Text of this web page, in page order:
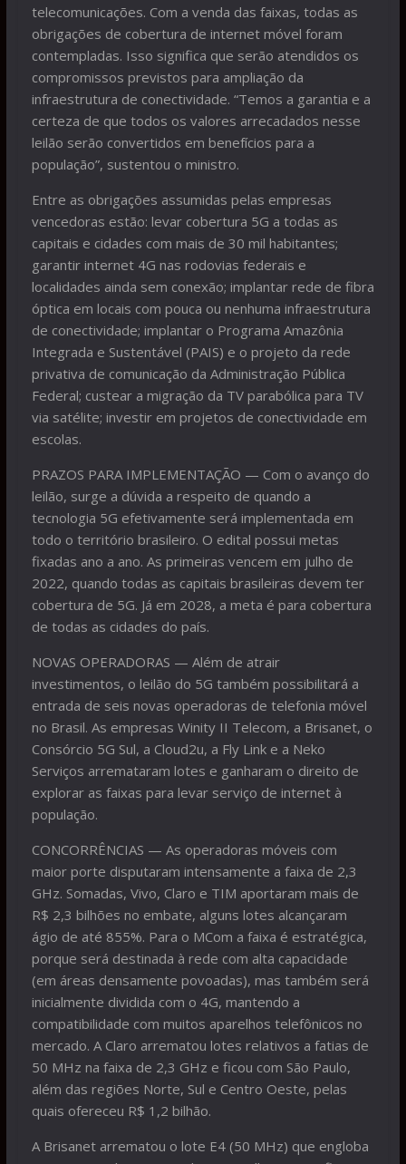
telecomunicações. Com a venda das faixas, todas as
obrigações de cobertura de internet móvel foram
contempladas. Isso significa que serão atendidos os
compromissos previstos para ampliação da
infraestrutura de conectividade. “Temos a garantia e a
certeza de que todos os valores arrecadados nesse
leilão serão convertidos em benefícios para a
população”, sustentou o ministro.
Entre as obrigações assumidas pelas empresas
vencedoras estão: levar cobertura 5G a todas as
capitais e cidades com mais de 30 mil habitantes;
garantir internet 4G nas rodovias federais e
localidades ainda sem conexão; implantar rede de fibra
óptica em locais com pouca ou nenhuma infraestrutura
de conectividade; implantar o Programa Amazônia
Integrada e Sustentável (PAIS) e o projeto da rede
privativa de comunicação da Administração Pública
Federal; custear a migração da TV parabólica para TV
via satélite; investir em projetos de conectividade em
escolas.
PRAZOS PARA IMPLEMENTAÇÃO — Com o avanço do
leilão, surge a dúvida a respeito de quando a
tecnologia 5G efetivamente será implementada em
todo o território brasileiro. O edital possui metas
fixadas ano a ano. As primeiras vencem em julho de
2022, quando todas as capitais brasileiras devem ter
cobertura de 5G. Já em 2028, a meta é para cobertura
de todas as cidades do país.
NOVAS OPERADORAS — Além de atrair
investimentos, o leilão do 5G também possibilitará a
entrada de seis novas operadoras de telefonia móvel
no Brasil. As empresas Winity II Telecom, a Brisanet, o
Consórcio 5G Sul, a Cloud2u, a Fly Link e a Neko
Serviços arremataram lotes e ganharam o direito de
explorar as faixas para levar serviço de internet à
população.
CONCORRÊNCIAS — As operadoras móveis com
maior porte disputaram intensamente a faixa de 2,3
GHz. Somadas, Vivo, Claro e TIM aportaram mais de
R$ 2,3 bilhões no embate, alguns lotes alcançaram
ágio de até 855%. Para o MCom a faixa é estratégica,
porque será destinada à rede com alta capacidade
(em áreas densamente povoadas), mas também será
inicialmente dividida com o 4G, mantendo a
compatibilidade com muitos aparelhos telefônicos no
mercado. A Claro arrematou lotes relativos a fatias de
50 MHz na faixa de 2,3 GHz e ficou com São Paulo,
além das regiões Norte, Sul e Centro Oeste, pelas
quais ofereceu R$ 1,2 bilhão.
A Brisanet arrematou o lote E4 (50 MHz) que engloba